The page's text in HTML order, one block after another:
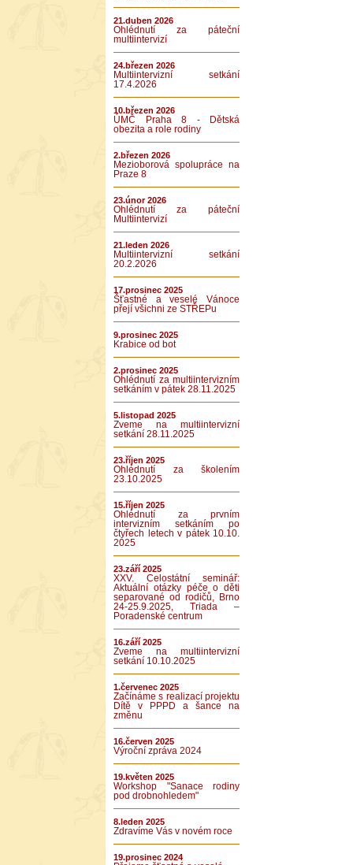
21.duben 2026
Ohlédnutí za páteční
multiintervizí
24.březen 2026
Multiintervizní setkání
17.4.2026
10.březen 2026
ÚMČ Praha 8 - Dětská
obezita a role rodiny
2.březen 2026
Mezioborová spolupráce na
Praze 8
23.únor 2026
Ohlédnutí za páteční
Multiintervizí
21.leden 2026
Multiintervizní setkání
20.2.2026
17.prosinec 2025
Šťastné a veselé Vánoce
přejí všichni ze STŘEPu
9.prosinec 2025
Krabice od bot
2.prosinec 2025
Ohlédnutí za multiintervizním
setkáním v pátek 28.11.2025
5.listopad 2025
Zveme na multiintervizní
setkání 28.11.2025
23.říjen 2025
Ohlédnutí za školením
23.10.2025
15.říjen 2025
Ohlédnutí za prvním
intervizním setkáním po
čtyřech letech v pátek 10.10.
2025
23.září 2025
XXV. Celostátní seminář:
Aktuální otázky péče o děti
separované od rodičů, Brno
24-25.9.2025, Triada –
Poradenské centrum
16.září 2025
Zveme na multiintervizní
setkání 10.10.2025
1.červenec 2025
Začínáme s realizací projektu
Dítě v PPPD a šance na
změnu
16.červen 2025
Výroční zpráva 2024
19.květen 2025
Workshop "Sanace rodiny
pod drobnohledem"
8.leden 2025
Zdravíme Vás v novém roce
19.prosinec 2024